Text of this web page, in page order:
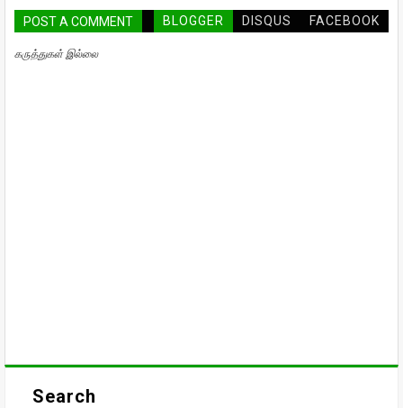
POST A COMMENT BLOGGER DISQUS FACEBOOK
கருத்துகள் இல்லை
Search